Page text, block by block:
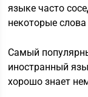
языке часто
некоторые
Самый
иностранный
хорошо знает